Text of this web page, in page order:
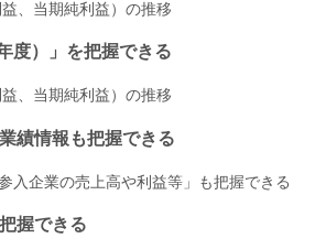
、当期純利益）の推移
度）」を把握できる
、当期純利益）の推移
績情報も把握できる
入企業の売上高や利益等」も把握できる
握できる